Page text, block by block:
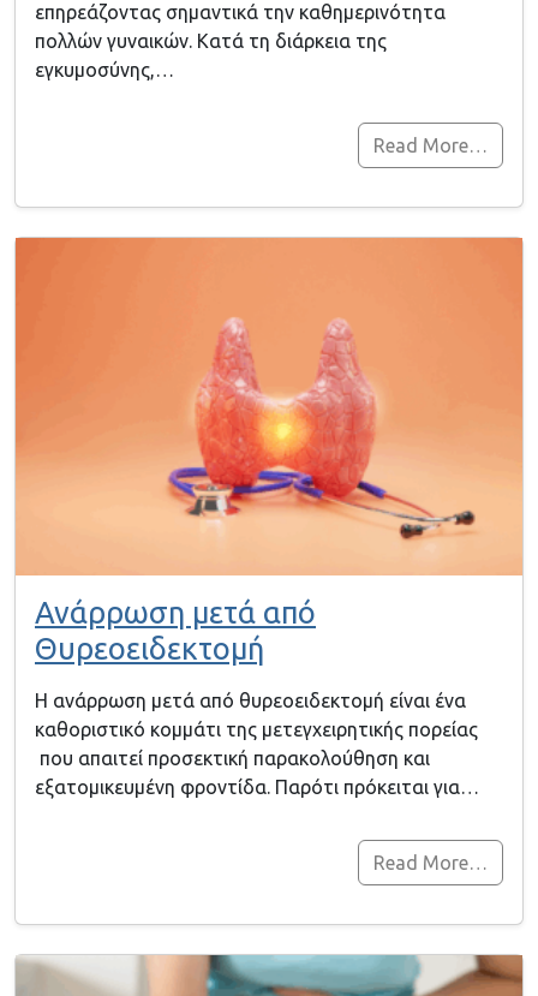
επηρεάζοντας σημαντικά την καθημερινότητα
πολλών γυναικών. Κατά τη διάρκεια της
εγκυμοσύνης,…
Read More…
Ανάρρωση μετά από
Θυρεοειδεκτομή
Η ανάρρωση μετά από θυρεοειδεκτομή είναι ένα
καθοριστικό κομμάτι της μετεγχειρητικής πορείας
που απαιτεί προσεκτική παρακολούθηση και
εξατομικευμένη φροντίδα. Παρότι πρόκειται για…
Read More…